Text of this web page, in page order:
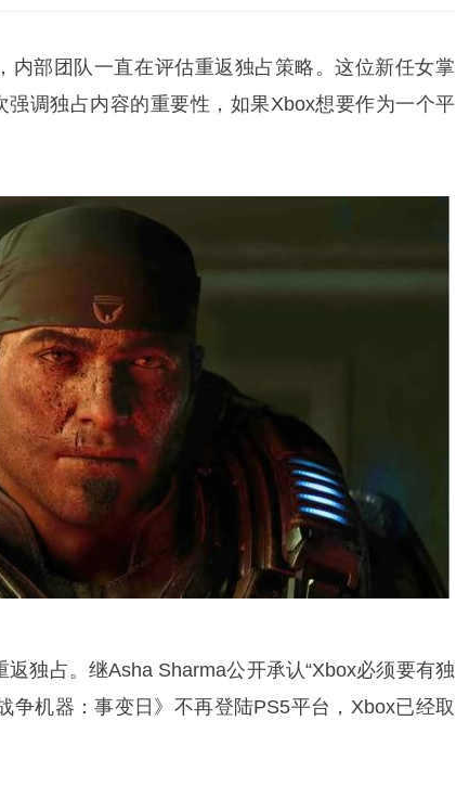
内部团队一直在评估重返独占策略。这位新任女掌
调独占内容的重要性，如果Xbox想要作为一个平
独占。继Asha Sharma公开承认“Xbox必须要有独
争机器：事变日》不再登陆PS5平台，Xbox已经取